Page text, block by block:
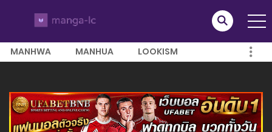
MANHWA MANHUA LOOKISM